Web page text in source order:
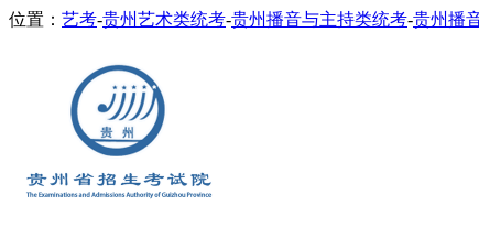
位置： 艺考-贵州艺术类统考-贵州播音与主持类统考-贵州播